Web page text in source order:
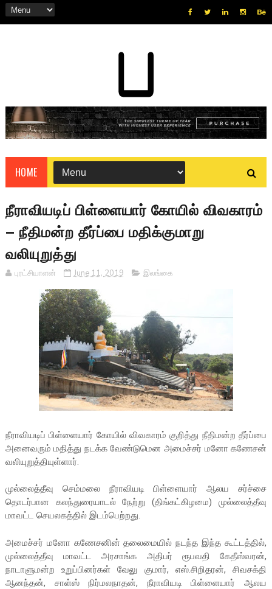
HOME
நீராவியடிப் பிள்ளையார் கோயில் விவகாரம்
– நீதிமன்ற தீர்ப்பை மதிக்குமாறு
வலியுறுத்து
புரட்சியாளன் June 11, 2019 இலங்கை
நீராவியடிப் பிள்ளையார் கோயில் விவகாரம் குறித்து நீதிமன்ற தீர்ப்பை
அனைவரும் மதித்து நடக்க வேண்டுமென அமைச்சர் மனோ கணேசன்
வலியுறுத்தியுள்ளார்.
முல்லைத்தீவு செம்மலை நீராவியடி பிள்ளையார் ஆலய சர்ச்சை
தொடர்பான கலந்துரையாடல் நேற்று (திங்கட்கிழமை) முல்லைத்தீவு
மாவட்ட செயலகத்தில் இடம்பெற்றது.
அமைச்சர் மனோ கணேசனின் தலைமையில் நடந்த இந்த கூட்டத்தில்,
முல்லைத்தீவு மாவட்ட அரசாங்க அதிபர் ரூபவதி கேதீஸ்வரன்,
நாடாளுமன்ற உறுப்பினர்கள் வேலு குமார், எஸ்.சிறிதரன், சிவசக்தி
ஆனந்தன், சாள்ஸ் நிர்மலநாதன், நீராவியடி பிள்ளையார் ஆலய